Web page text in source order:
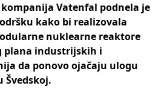
Vatenfal podnela je
kako bi realizovala
nuklearne reaktore
plana industrijskih i
da ponovo ojačaju ulogu
Švedskoj.